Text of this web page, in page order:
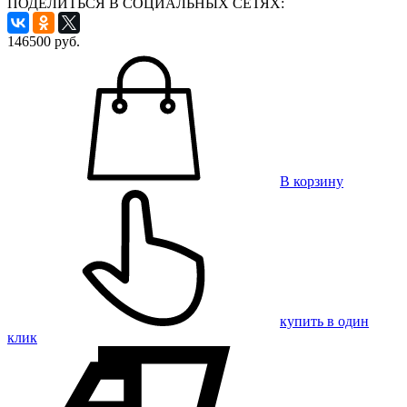
146500 руб.
В корзину
купить в один
клик